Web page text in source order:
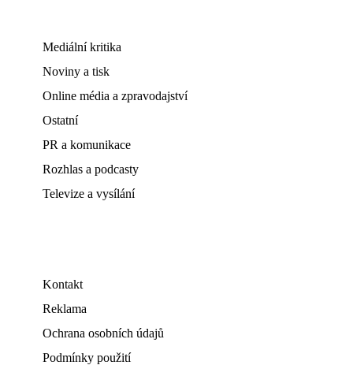
Mediální kritika
Noviny a tisk
Online média a zpravodajství
Ostatní
PR a komunikace
Rozhlas a podcasty
Televize a vysílání
Kontakt
Reklama
Ochrana osobních údajů
Podmínky použití